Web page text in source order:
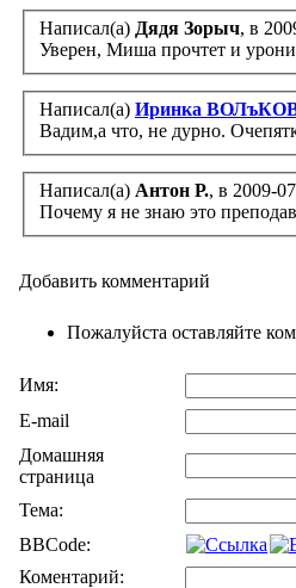
Написал(а) Дядя Зорыч, в
Уверен, Миша прочтет и
Написал(а) Иринка
Вадим,а что, не дурно.
Написал(а) Антон Р., в 2009-
Почему я не знаю это
Добавить комментарий
Пожалуйста оставляйте
Имя:
E-mail
Домашняя
страница
Тема:
BBCode:
Коментарий: